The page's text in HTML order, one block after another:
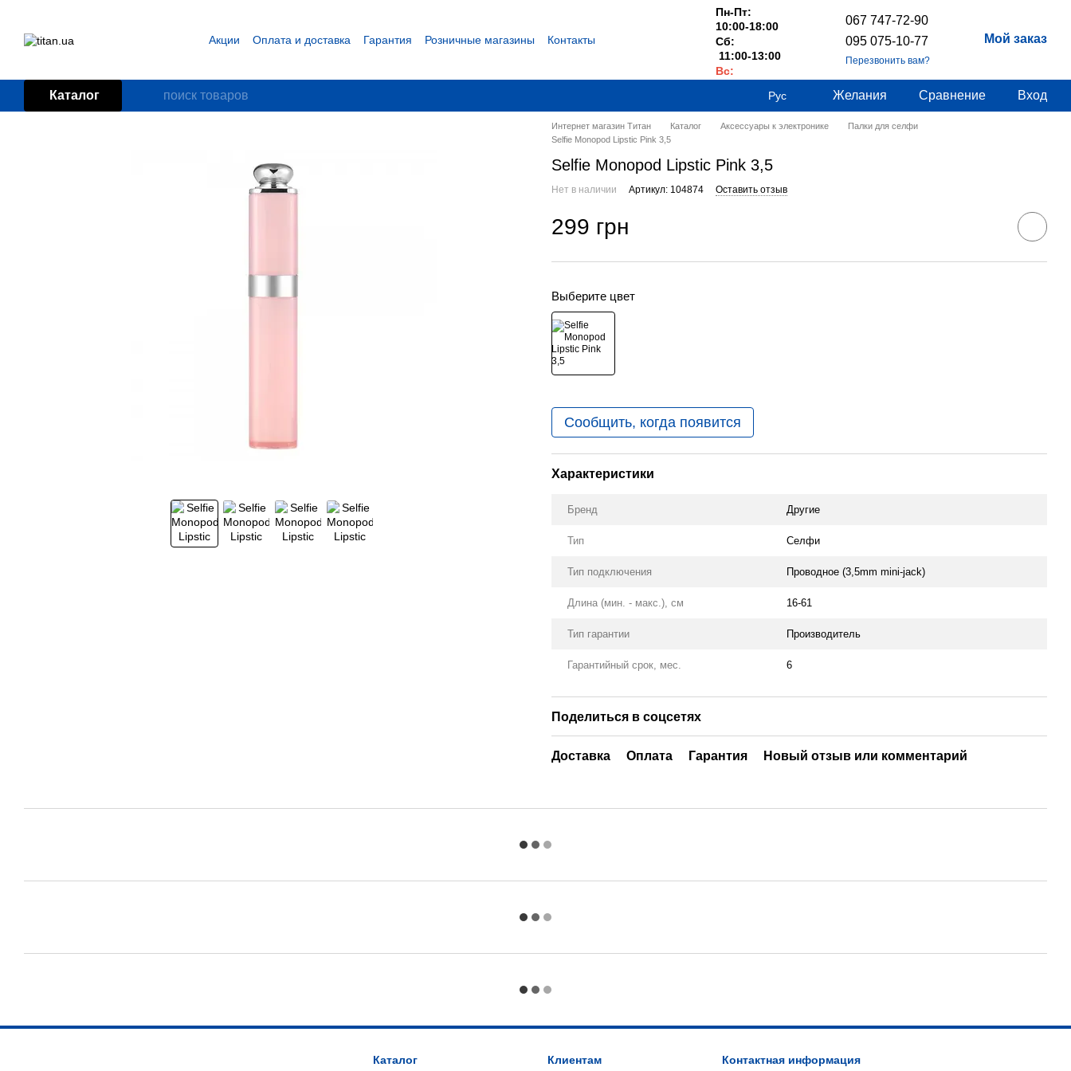
Акции Оплата и доставка Гарантия Розничные магазины
Контакты
Пн-Пт:
10:00-18:00
Сб:
11:00-13:00
Вс:
067 747-72-90
095 075-10-77
Перезвонить вам?
Мой заказ
Каталог Рус Желания Сравнение Вход
Интернет магазин Титан Каталог Аксессуары к электронике
Палки для селфи
Selfie Monopod Lipstic Pink 3,5
Selfie Monopod Lipstic Pink 3,5
Нет в наличии Артикул: 104874 Оставить отзыв
299 грн
Выберите цвет
Сообщить, когда появится
Характеристики
Бренд Другие
Тип Селфи
Тип подключения Проводное (3,5mm mini-jack)
Длина (мин. - макс.), см 16-61
Тип гарантии Производитель
Гарантийный срок, мес. 6
Поделиться в соцсетях
Доставка Оплата Гарантия Новый отзыв или комментарий
Каталог Клиентам Контактная информация